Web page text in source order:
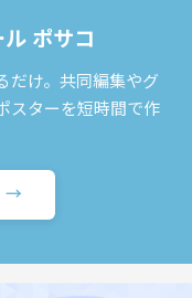
ポサコ
だけ。共同編集やグ
スターを短時間で作
→